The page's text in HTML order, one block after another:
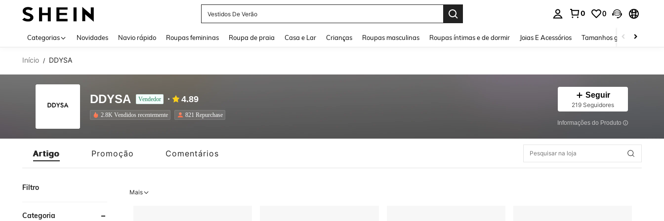
Tops
0 0
Categorias Novidades Navio rápido Roupas femininas Roupa de praia Casa e Lar Crianças Roupas masculinas Roupas íntimas e de dormir Joias E Acessórios Tamanhos grandes
Início / DDYSA
DDYSA Vendedor 4.89
2.8K Vendidos recentemente 821 Repurchase
Seguir
219 Seguidores
Informações do Produto
Artigo Promoção Comentários
Filtro
Categoria
Mais